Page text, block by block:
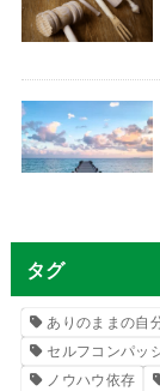
タグ
ありのままの自
セルフコンパッ
ノウハウ依存